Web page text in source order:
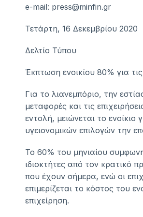
e-mail: press@minfin.gr
Τετάρτη, 16 Δεκεμβρίου 2020
Δελτίο Τύπου
Έκπτωση ενοικίου 80% για
Για το λιανεμπόριο, την
μεταφορές και τις
εντολή, μειώνεται το
υγειονομικών επιλογών την
Το 60% του μηνιαίου
ιδιοκτήτες από τον κρατικό
που έχουν σήμερα, ενώ οι
επιμερίζεται το κόστος του
επιχείρηση.